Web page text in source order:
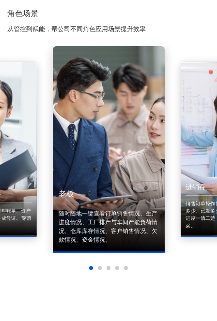
角色场景
从管控到赋能，帮公司不同角色应用场景提升效率
账单、资产
凭证。'穿透
老板
随时随地一键查看订单销售情况、生产
进度情况、工厂排产与车间产能负荷情
况、仓库库存情况、客户销售情况、欠
款情况、资金情况。
进销存
销售订单操作
多少、已发多
进度一清二楚
采。